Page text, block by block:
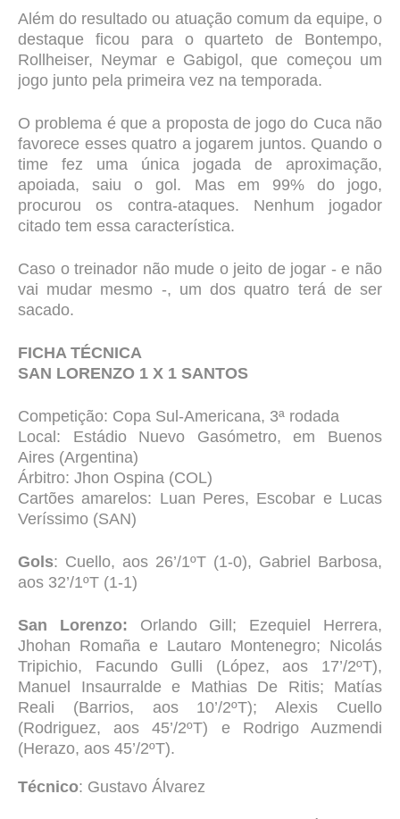
Além do resultado ou atuação comum da equipe, o
destaque ficou para o quarteto de Bontempo,
Rollheiser, Neymar e Gabigol, que começou um
jogo junto pela primeira vez na temporada.
O problema é que a proposta de jogo do Cuca não
favorece esses quatro a jogarem juntos. Quando o
time fez uma única jogada de aproximação,
apoiada, saiu o gol. Mas em 99% do jogo,
procurou os contra-ataques. Nenhum jogador
citado tem essa característica.
Caso o treinador não mude o jeito de jogar - e não
vai mudar mesmo -, um dos quatro terá de ser
sacado.
FICHA TÉCNICA
SAN LORENZO 1 X 1 SANTOS
Competição: Copa Sul-Americana, 3ª rodada
Local: Estádio Nuevo Gasómetro, em Buenos
Aires (Argentina)
Árbitro: Jhon Ospina (COL)
Cartões amarelos: Luan Peres, Escobar e Lucas
Veríssimo (SAN)
Gols: Cuello, aos 26’/1ºT (1-0), Gabriel Barbosa,
aos 32’/1ºT (1-1)
San Lorenzo: Orlando Gill; Ezequiel Herrera,
Jhohan Romaña e Lautaro Montenegro; Nicolás
Tripichio, Facundo Gulli (López, aos 17’/2ºT),
Manuel Insaurralde e Mathias De Ritis; Matías
Reali (Barrios, aos 10’/2ºT); Alexis Cuello
(Rodriguez, aos 45’/2ºT) e Rodrigo Auzmendi
(Herazo, aos 45’/2ºT).
Técnico: Gustavo Álvarez